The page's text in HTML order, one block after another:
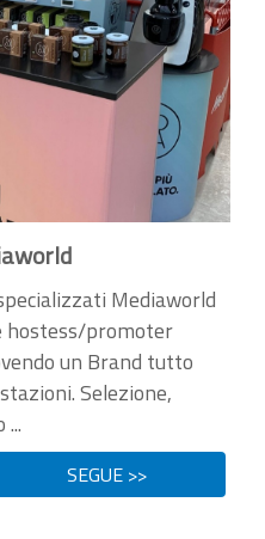
Mediaworld
hostess/promoter
un Brand tutto
Selezione,
SEGUE >>